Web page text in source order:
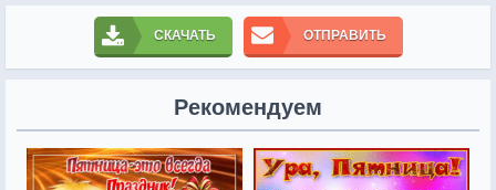
СКАЧАТЬ ОТПРАВИТЬ
Рекомендуем